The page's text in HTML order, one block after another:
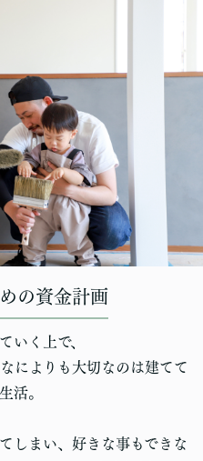
の資金計画
いく上で、
によりも大切なのは建てて
活。
しまい、好きな事もできな